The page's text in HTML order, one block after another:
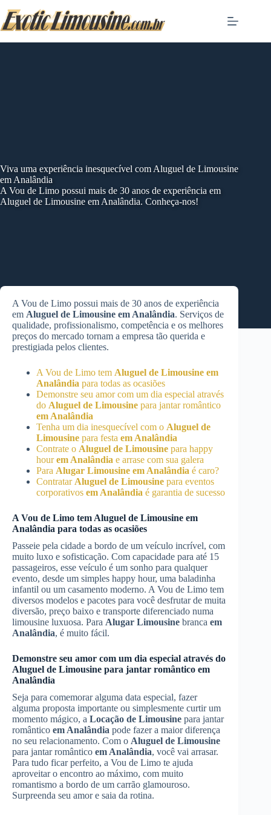
to
content
Viva uma experiência inesquecível com Aluguel de Limousine
em Analândia
A Vou de Limo possui mais de 30 anos de experiência em
Aluguel de Limousine em Analândia. Conheça-nos!
A Vou de Limo possui mais de 30 anos de experiência
em Aluguel de Limousine em Analândia. Serviços de
qualidade, profissionalismo, competência e os melhores
preços do mercado tornam a empresa tão querida e
prestigiada pelos clientes.
A Vou de Limo tem Aluguel de Limousine em
Analândia para todas as ocasiões
Demonstre seu amor com um dia especial através
do Aluguel de Limousine para jantar romântico
em Analândia
Tenha um dia inesquecível com o Aluguel de
Limousine para festa em Analândia
Contrate o Aluguel de Limousine para happy
hourem Analândia e arrase com sua galera
Para Alugar Limousine em Analândia é caro?
Contratar Aluguel de Limousine para eventos
corporativos em Analândia é garantia de sucesso
A Vou de Limo tem Aluguel de Limousine em
Analândia para todas as ocasiões
Passeie pela cidade a bordo de um veículo incrível, com
muito luxo e sofisticação. Com capacidade para até 15
passageiros, esse veículo é um sonho para qualquer
evento, desde um simples happy hour, uma baladinha
infantil ou um casamento moderno. A Vou de Limo tem
diversos modelos e pacotes para você desfrutar de muita
diversão, preço baixo e transporte diferenciado numa
limousine luxuosa. Para Alugar Limousine branca em
Analândia, é muito fácil.
Demonstre seu amor com um dia especial através do
Aluguel de Limousine para jantar romântico em
Analândia
Seja para comemorar alguma data especial, fazer
alguma proposta importante ou simplesmente curtir um
momento mágico, a Locação de Limousine para jantar
romântico em Analândia pode fazer a maior diferença
no seu relacionamento. Com o Aluguel de Limousine
para jantar romântico em Analândia, você vai arrasar.
Para tudo ficar perfeito, a Vou de Limo te ajuda
aproveitar o encontro ao máximo, com muito
romantismo a bordo de um carrão glamouroso.
Surpreenda seu amor e saia da rotina.